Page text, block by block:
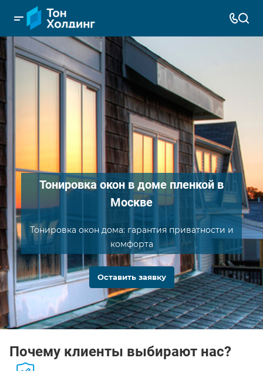
Тонировка окон в доме пленкой в
Москве
Тонировка окон дома: гарантия приватности и
комфорта
Оставить заявку
Почему клиенты выбирают нас?